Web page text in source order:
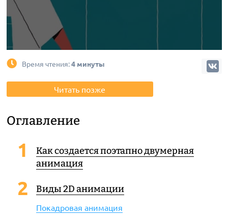
Время чтения:4 минуты
Читать позже
Оглавление
Как создается поэтапно двумерная
анимация
Виды 2D анимации
Покадровая анимация